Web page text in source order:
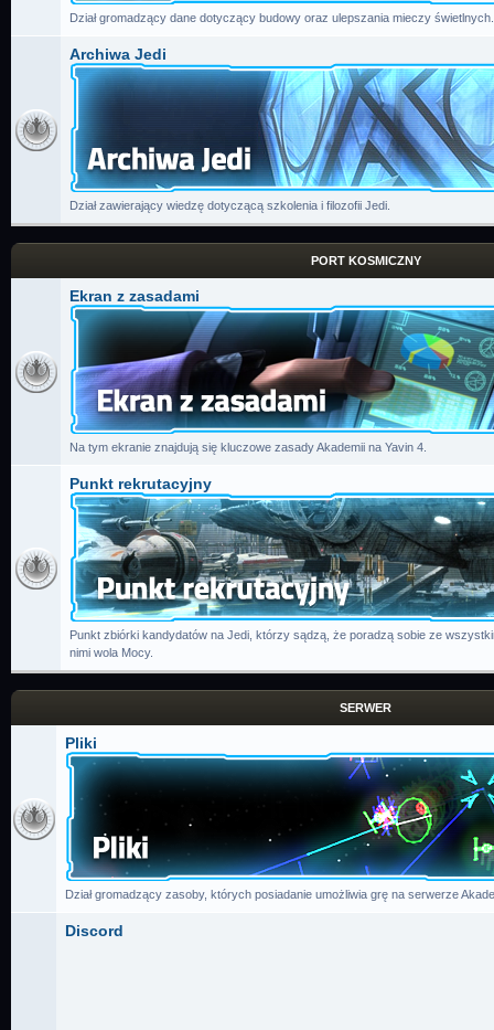
Dział gromadzący dane dotyczący budowy oraz ulepszania mieczy świetlnych.
Archiwa Jedi
Dział zawierający wiedzę dotyczącą szkolenia i filozofii Jedi.
PORT KOSMICZNY
Ekran z zasadami
Na tym ekranie znajdują się kluczowe zasady Akademii na Yavin 4.
Punkt rekrutacyjny
Punkt zbiórki kandydatów na Jedi, którzy sądzą, że poradzą sobie ze
nimi wola Mocy.
SERWER
Pliki
Dział gromadzący zasoby, których posiadanie umożliwia grę na serwerze
Discord